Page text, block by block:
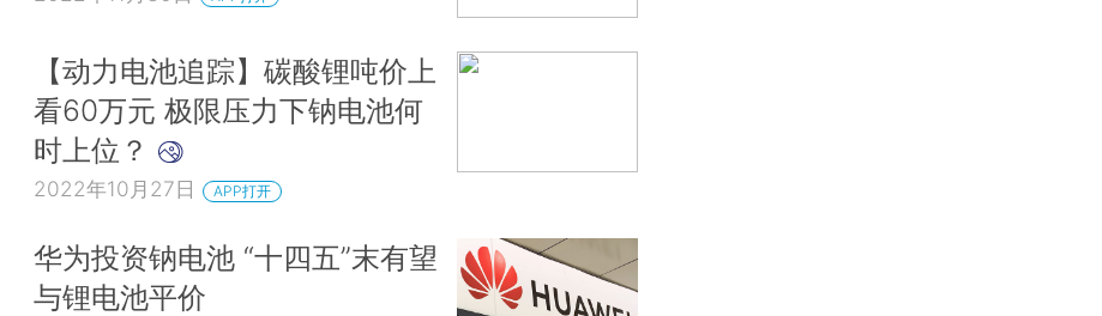
【动力电池追踪】碳酸锂吨价上
看60万元 极限压力下钠电池何
时上位？
2022年10月27日 APP打开
华为投资钠电池 “十四五”末有望
与锂电池平价